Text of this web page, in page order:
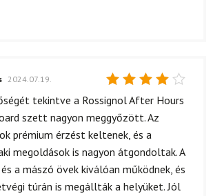
Értékelés:
4
2024.07.19.
tekintve a Rossignol After Hours
szett nagyon meggyőzött. Az
prémium érzést keltenek, és a
megoldások is nagyon átgondoltak. A
a mászó övek kiválóan működnek, és
túrán is megállták a helyüket. Jól